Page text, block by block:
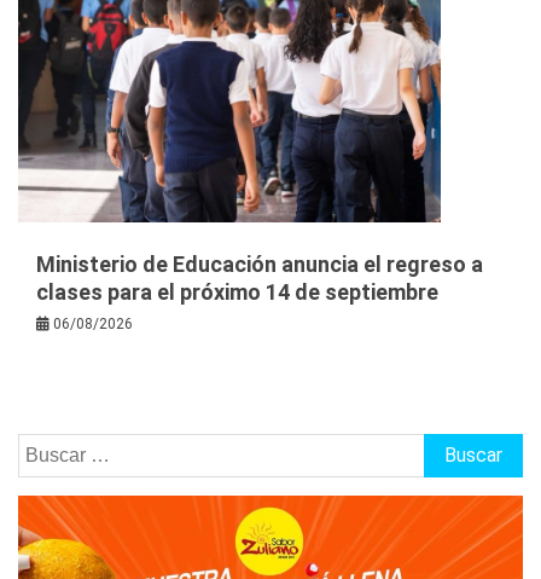
Ministerio de Educación anuncia el regreso a
clases para el próximo 14 de septiembre
06/08/2026
Buscar: